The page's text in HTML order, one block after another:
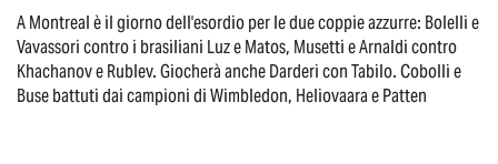
A Montreal è il giorno dell'esordio per le due coppie azzurre: Bolelli e
Vavassori contro i brasiliani Luz e Matos, Musetti e Arnaldi contro
Khachanov e Rublev. Giocherà anche Darderi con Tabilo. Cobolli e
Buse battuti dai campioni di Wimbledon, Heliovaara e Patten